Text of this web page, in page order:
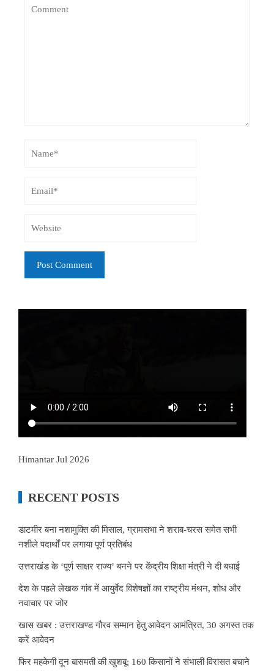
Himantar Jul 2026
RECENT POSTS
डाटमीर बना नशामुक्ति की मिसाल, ग्रामसभा ने शराब-चरस समेत सभी
नशीले पदार्थों पर लगाया पूर्ण प्रतिबंध
उत्तराखंड के ‘पूर्ण साक्षर राज्य’ बनने पर केंद्रीय शिक्षा मंत्री ने दी बधाई
देश के पहले लेखक गांव में आयुर्वेद विशेषज्ञों का राष्ट्रीय मंथन, शोध और
नवाचार पर जोर
खास खबर : उत्तराखण्ड गौरव सम्मान हेतु आवेदन आमंत्रित, 30 अगस्त तक
करें आवेदन
फिर महकेगी दून बासमती की खुशबू: 160 किसानों ने संभाली विरासत बचाने